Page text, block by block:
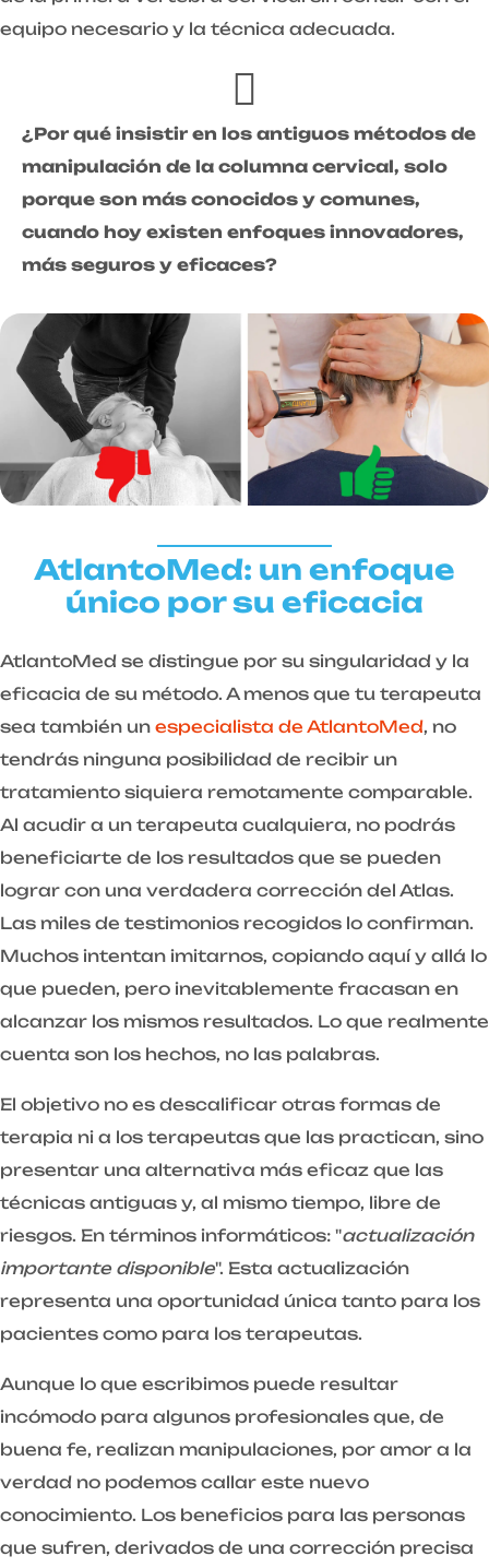
equipo necesario y la técnica adecuada.
¿Por qué insistir en los antiguos métodos de
manipulación de la columna cervical, solo
porque son más conocidos y comunes,
cuando hoy existen enfoques innovadores,
más seguros y eficaces?
AtlantoMed: un enfoque
único por su eficacia
AtlantoMed se distingue por su singularidad y la
eficacia de su método. A menos que tu terapeuta
sea también un especialista de AtlantoMed, no
tendrás ninguna posibilidad de recibir un
tratamiento siquiera remotamente comparable.
Al acudir a un terapeuta cualquiera, no podrás
beneficiarte de los resultados que se pueden
lograr con una verdadera corrección del Atlas.
Las miles de testimonios recogidos lo confirman.
Muchos intentan imitarnos, copiando aquí y allá lo
que pueden, pero inevitablemente fracasan en
alcanzar los mismos resultados. Lo que realmente
cuenta son los hechos, no las palabras.
El objetivo no es descalificar otras formas de
terapia ni a los terapeutas que las practican, sino
presentar una alternativa más eficaz que las
técnicas antiguas y, al mismo tiempo, libre de
riesgos. En términos informáticos: "actualización
importante disponible". Esta actualización
representa una oportunidad única tanto para los
pacientes como para los terapeutas.
Aunque lo que escribimos puede resultar
incómodo para algunos profesionales que, de
buena fe, realizan manipulaciones, por amor a la
verdad no podemos callar este nuevo
conocimiento. Los beneficios para las personas
que sufren, derivados de una corrección precisa